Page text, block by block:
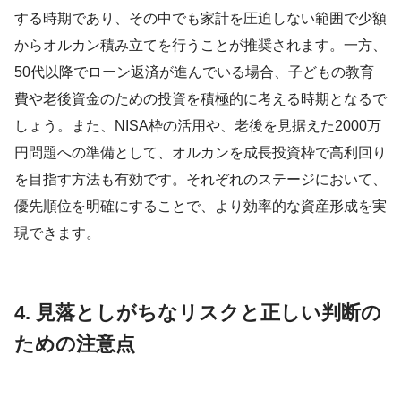
する時期であり、その中でも家計を圧迫しない範囲で少額
からオルカン積み立てを行うことが推奨されます。一方、
50代以降でローン返済が進んでいる場合、子どもの教育
費や老後資金のための投資を積極的に考える時期となるで
しょう。また、NISA枠の活用や、老後を見据えた2000万
円問題への準備として、オルカンを成長投資枠で高利回り
を目指す方法も有効です。それぞれのステージにおいて、
優先順位を明確にすることで、より効率的な資産形成を実
現できます。
4. 見落としがちなリスクと正しい判断の
ための注意点